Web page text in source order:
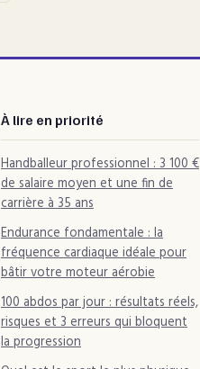
À lire en priorité
Handballeur professionnel : 3 100 €
de salaire moyen et une fin de
carrière à 35 ans
Endurance fondamentale : la
fréquence cardiaque idéale pour
bâtir votre moteur aérobie
100 abdos par jour : résultats réels,
risques et 3 erreurs qui bloquent
la progression